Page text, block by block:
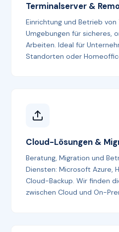
Terminalserver &
Einrichtung und Betrieb
Umgebungen für sicheres,
Arbeiten. Ideal für
Standorten oder
Cloud-Lösungen &
Beratung, Migration und
Diensten: Microsoft Azure,
Cloud-Backup. Wir finden
zwischen Cloud und On-